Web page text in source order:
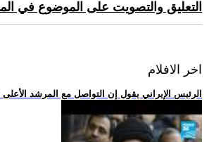
التعليق والتصويت على الموضوع في
اخر الافلام
.. الرئيس الإيراني يقول إن التواصل مع المرشد